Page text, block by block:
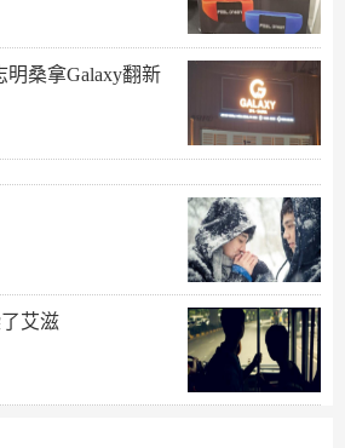
明桑拿Galaxy翻新
艾滋